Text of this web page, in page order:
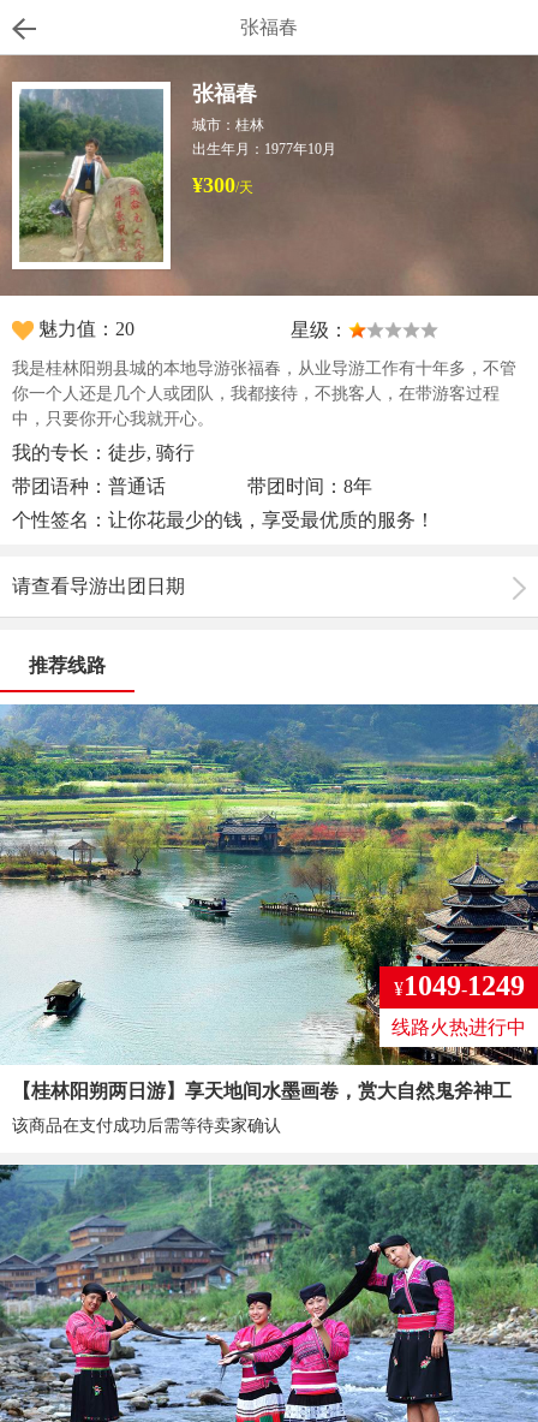
张福春
张福春
城市：桂林
出生年月：1977年10月
¥300/天
魅力值：20 星级：
我是桂林阳朔县城的本地导游张福春，从业导游工作有十年多，不管
你一个人还是几个人或团队，我都接待，不挑客人，在带游客过程
中，只要你开心我就开心。
我的专长：徒步, 骑行
带团语种：普通话
带团时间：8年
个性签名：让你花最少的钱，享受最优质的服务！
请查看导游出团日期
推荐线路
¥1049-1249
线路火热进行中
【桂林阳朔两日游】享天地间水墨画卷，赏大自然鬼斧神工
该商品在支付成功后需等待卖家确认